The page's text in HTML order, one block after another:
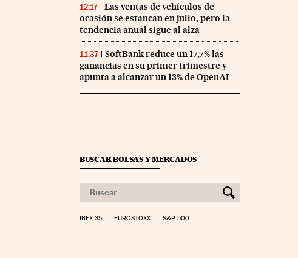
12:17
Las ventas de vehículos de
ocasión se estancan en julio, pero la
tendencia anual sigue al alza
11:37
SoftBank reduce un 17,7% las
ganancias en su primer trimestre y
apunta a alcanzar un 13% de OpenAI
BUSCAR BOLSAS Y MERCADOS
IBEX 35 EUROSTOXX S&P 500